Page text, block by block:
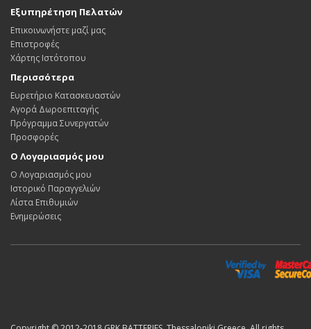
Εξυπηρέτηση Πελατών
Επικοινωνήστε μαζί μας
Επιστροφές
Χάρτης Ιστότοπου
Περισσότερα
Ευρετήριο Κατασκευαστών
Αγορά Δωροεπιταγής
Πρόγραμμα Συνεργατών
Προσφορές
Ο Λογαριασμός μου
Ο Λογαριασμός μου
Ιστορικό Παραγγελιών
Λίστα Επιθυμιών
Ενημερώσεις